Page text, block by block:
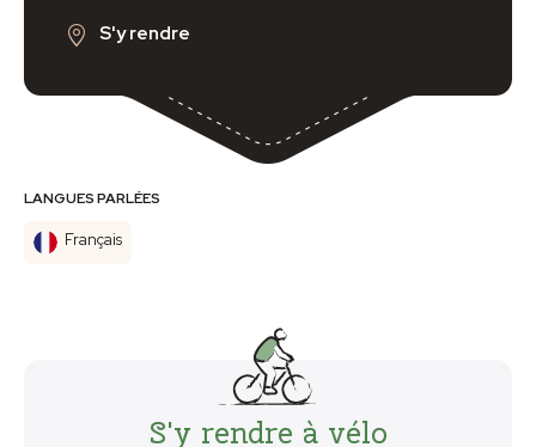
S'y rendre
LANGUES PARLÉES
Français
S'y rendre à vélo